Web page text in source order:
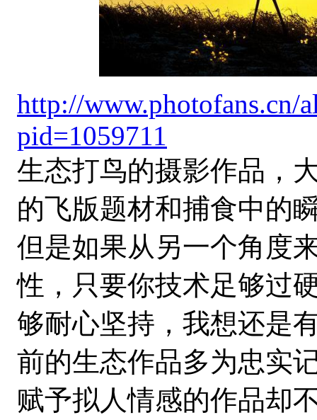
http://www.photofans.cn/
pid=1059711
生态打鸟的摄影作品，
的飞版题材和捕食中的
但是如果从另一个角度
性，只要你技术足够过
够耐心坚持，我想还是
前的生态作品多为忠实
赋予拟人情感的作品却